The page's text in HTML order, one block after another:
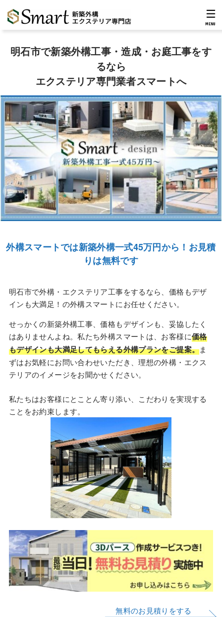
MENU
明石市で新築外構工事・造成・お庭工事をす
るなら
エクステリア専門業者スマートへ
外構スマートでは新築外構一式45万円から！お見積
りは無料です
明石市で外構・エクステリア工事をするなら、価格もデザ
インも大満足！の外構スマートにお任せください。
せっかくの新築外構工事、価格もデザインも、妥協したく
はありませんよね。私たち外構スマートは、お客様に価格
もデザインも大満足してもらえる外構プランをご提案。ま
ずはお気軽にお問い合わせいただき、理想の外構・エクス
テリアのイメージをお聞かせください。
私たちはお客様にとことん寄り添い、こだわりを実現する
ことをお約束します。
無料のお見積りをする